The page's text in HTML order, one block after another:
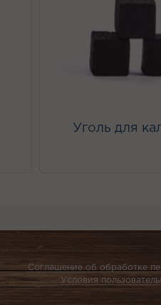
Уголь для
Соглашение об обработке
Условия